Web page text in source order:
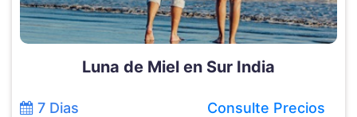
Luna de Miel en Sur India
7 Dias Consulte Precios